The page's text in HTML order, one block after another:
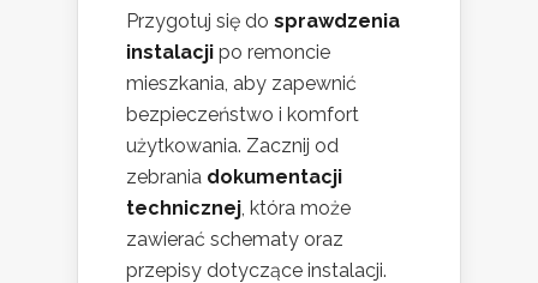
Przygotuj się do sprawdzenia
instalacji po remoncie
mieszkania, aby zapewnić
bezpieczeństwo i komfort
użytkowania. Zacznij od
zebrania dokumentacji
technicznej , która może
zawierać schematy oraz
przepisy dotyczące instalacji.